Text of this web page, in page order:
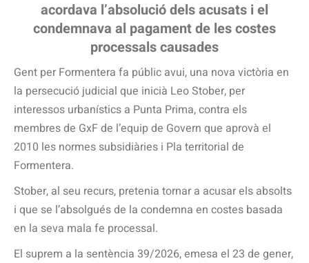
acordava l’absolució dels acusats i el
condemnava al pagament de les costes
processals causades
Gent per Formentera fa públic avui, una nova victòria en
la persecució judicial que inicià Leo Stober, per
interessos urbanístics a Punta Prima, contra els
membres de GxF de l’equip de Govern que aprovà el
2010 les normes subsidiàries i Pla territorial de
Formentera.
Stober, al seu recurs, pretenia tornar a acusar els absolts
i que se l’absolgués de la condemna en costes basada
en la seva mala fe processal.
El suprem a la sentència 39/2026, emesa el 23 de gener,